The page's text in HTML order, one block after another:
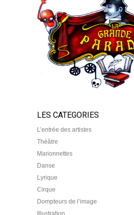
LES CATEGORIES
L’entrée des artistes
Théâtre
Marionnettes
Danse
Lyrique
Cirque
Dompteurs de l’image
Illustration